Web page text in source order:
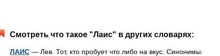
Смотреть что такое "Лаис" в других словарях:
ЛАИС — Лев. Тот, кто пробует что либо на вкус. Синонимы: